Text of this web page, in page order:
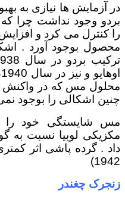
در آزمایش ها نیازی به
بردو وجود نداشت چرا
را کنترل می کرد و
محصول بوجود آورد .
محلول مس که در واکنش
چنین اشکالی را بوجود
مس شایستگی خود را
مکزیکی لوبیا نسبت به
1942)
زنجرک چغندر